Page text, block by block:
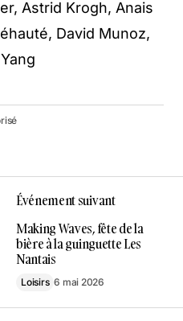
Astrid Krogh, Anais
David Munoz,
Événement suivant
Making Waves, fête de la
bière à la guinguette Les
Nantais
Loisirs 6 mai 2026